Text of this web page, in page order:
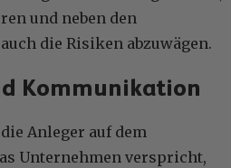
und neben den
die Risiken abzuwägen.
Kommunikation
Anleger auf dem
Unternehmen verspricht,